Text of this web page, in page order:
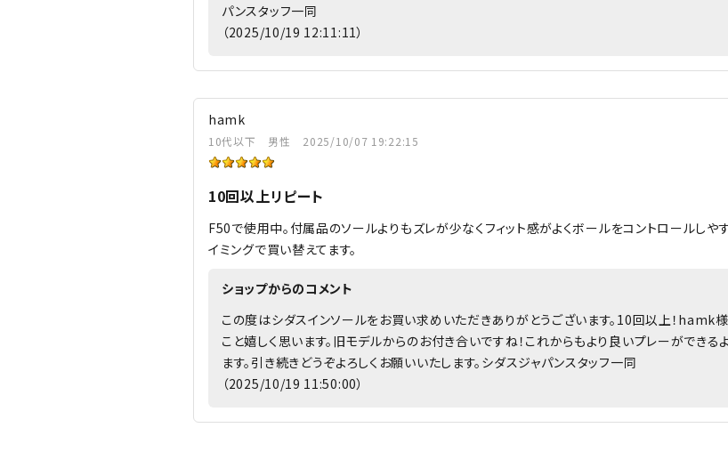
パンスタッフ一同
（2025/10/19 12:11:11）
hamk
10代以下 男性 2025/10/07 19:22:15
10回以上リピート
F50で使用中。付属品のソールよりもズレが少なくフィット感がよくボールをコントロールしや
イミングで買い替えてます。
ショップからのコメント
この度はシダスインソールをお買い求めいただきありがとうございます。10回以上！hamk
こと嬉しく思います。旧モデルからのお付き合いですね！これからもより良いプレーができ
ます。引き続きどうぞよろしくお願いいたします。シダスジャパンスタッフ一同
（2025/10/19 11:50:00）